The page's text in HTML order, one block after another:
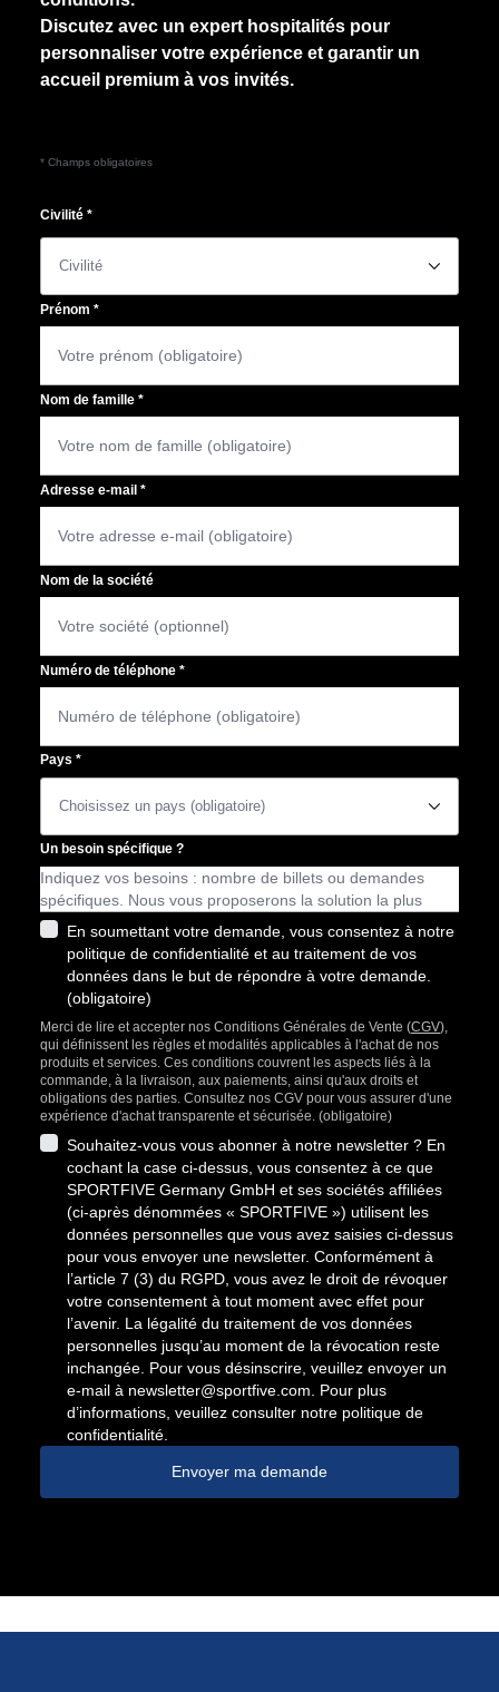
Discutez avec un expert hospitalités pour
personnaliser votre expérience et garantir un
accueil premium à vos invités.
* Champs obligatoires
Civilité *
􀆈
Prénom *
Nom de famille *
Adresse e-mail *
Nom de la société
Numéro de téléphone *
Pays *
􀆈
Un besoin spécifique ?
En soumettant votre demande, vous consentez à notre
politique de confidentialité et au traitement de vos
données dans le but de répondre à votre demande.
(obligatoire)
Merci de lire et accepter nos Conditions Générales de Vente (CGV),
qui définissent les règles et modalités applicables à l'achat de nos
produits et services. Ces conditions couvrent les aspects liés à la
commande, à la livraison, aux paiements, ainsi qu'aux droits et
obligations des parties. Consultez nos CGV pour vous assurer d'une
expérience d'achat transparente et sécurisée. (obligatoire)
Souhaitez-vous vous abonner à notre newsletter ? En
cochant la case ci-dessus, vous consentez à ce que
SPORTFIVE Germany GmbH et ses sociétés affiliées
(ci-après dénommées « SPORTFIVE ») utilisent les
données personnelles que vous avez saisies ci-dessus
pour vous envoyer une newsletter. Conformément à
l’article 7 (3) du RGPD, vous avez le droit de révoquer
votre consentement à tout moment avec effet pour
l’avenir. La légalité du traitement de vos données
personnelles jusqu’au moment de la révocation reste
inchangée. Pour vous désinscrire, veuillez envoyer un
e-mail à newsletter@sportfive.com. Pour plus
d’informations, veuillez consulter notre politique de
confidentialité.
Envoyer ma demande